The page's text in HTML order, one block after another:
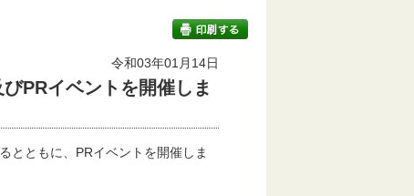
令和03年01月14日
PRイベントを開催しま
とともに、PRイベントを開催しま